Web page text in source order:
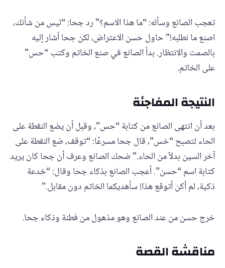
تعجب الصانع وسأله: “ما هذا الاسم؟” رد جحا: “ليس من شأنك،
اصنع ما نطلبه!” حاول حسن الاعتراض، لكن جحا أشار إليه
بالصمت والانتظار. بدأ الصانع في صنع الخاتم وكتب “حس”
على الخاتم.
النتيجة المفاجئة
بعد أن انتهى الصانع من كتابة “حس”، وقبل أن يضع النقطة على
الحاء لتصبح “خس”، قال جحا مسرعًا: “توقف، ضع النقطة على
آخر السين بدلاً من الحاء.” ضحك الصانع وعرف أن جحا كان يريد
كتابة اسم “حسن”. أعجب الصانع بذكاء جحا وقال: “خدعة
ذكية، لم أكن أتوقع هذا! سأهديكما الخاتم دون مقابل.”
خرج حسن من عند الصانع وهو مذهول من فطنة وذكاء جحا.
مناقشة القصة